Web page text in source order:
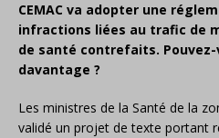
CEMAC va adopter une
infractions liées au trafic de
de santé contrefaits. Pouvez-
davantage ?
Les ministres de la Santé de la
validé un projet de texte portant